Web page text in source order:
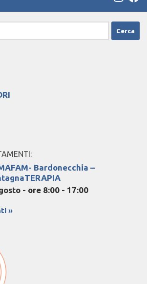
Bardonecchia –
- ore 8:00 - 17:00
»